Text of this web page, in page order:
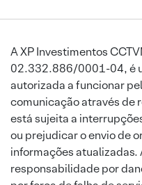
A XP Investimentos
02.332.886/0001-04, é
autorizada a funcionar
comunicação através de
está sujeita a
ou prejudicar o envio de
informações atualizadas.
responsabilidade por